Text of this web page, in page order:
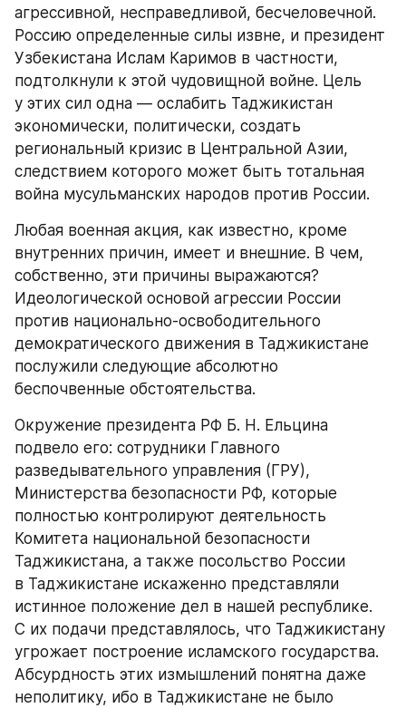
агрессивной, несправедливой, бесчеловечной.
Россию определенные силы извне, и президент
Узбекистана Ислам Каримов в частности,
подтолкнули к этой чудовищной войне. Цель
у этих сил одна — ослабить Таджикистан
экономически, политически, создать
региональный кризис в Центральной Азии,
следствием которого может быть тотальная
война мусульманских народов против России.
Любая военная акция, как известно, кроме
внутренних причин, имеет и внешние. В чем,
собственно, эти причины выражаются?
Идеологической основой агрессии России
против национально-освободительного
демократического движения в Таджикистане
послужили следующие абсолютно
беспочвенные обстоятельства.
Окружение президента РФ Б. Н. Ельцина
подвело его: сотрудники Главного
разведывательного управления (ГРУ),
Министерства безопасности РФ, которые
полностью контролируют деятельность
Комитета национальной безопасности
Таджикистана, а также посольство России
в Таджикистане искаженно представляли
истинное положение дел в нашей республике.
С их подачи представлялось, что Таджикистану
угрожает построение исламского государства.
Абсурдность этих измышлений понятна даже
неполитику, ибо в Таджикистане не было